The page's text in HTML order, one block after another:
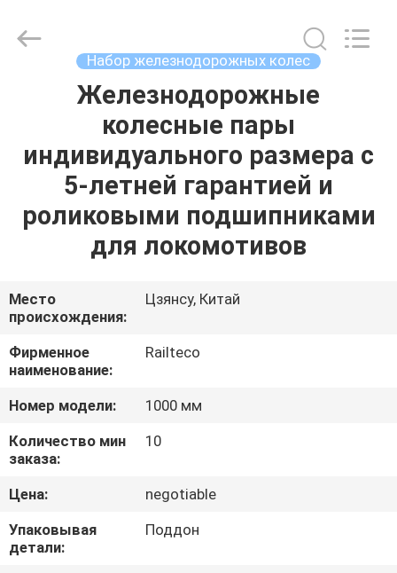
ПРОДУКТЫ
НАС
ПУТЕШЕСТВИЕ
ФАБРИКИ
ПРОВЕРКА
КАЧЕСТВА
СВЯЖИТЕСЬ
МЫ
НОВОСТИ
Ltd..
Набор железнодорожных колес
Железнодорожные
колесные пары
индивидуального размера с
5-летней гарантией и
роликовыми подшипниками
для локомотивов
Место
происхождения:
Цзянсу, Китай
Фирменное
наименование:
Railteco
Номер модели:
1000 мм
Количество мин
заказа:
10
Цена:
negotiable
Упаковывая
детали:
Поддон